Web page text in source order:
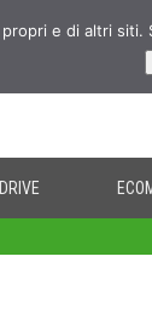
e di altri